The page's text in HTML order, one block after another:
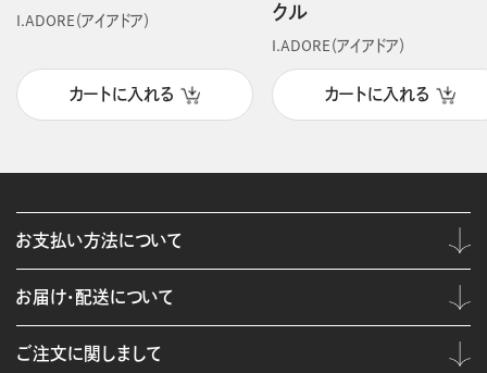
I.ADORE（アイアドア）
カートに入れる
クル
I.ADORE（アイアドア）
カートに入れる
お支払い方法について
お届け・配送について
ご注文に関しまして